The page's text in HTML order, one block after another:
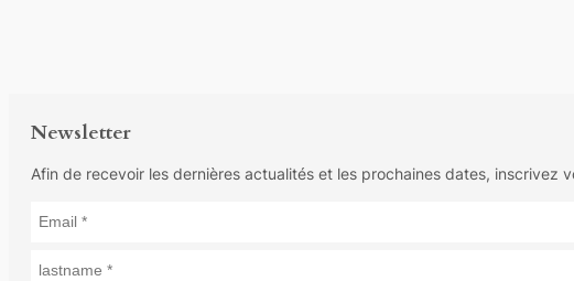
Newsletter
Afin de recevoir les dernières actualités et les prochaines dates, inscrivez